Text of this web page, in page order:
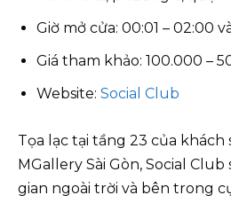
Giờ mở cửa: 00:01 – 02:00
Giá tham khảo: 100.000 –
Website: Social Club
Tọa lạc tại tầng 23 của khách
MGallery Sài Gòn, Social
gian ngoài trời và bên trong